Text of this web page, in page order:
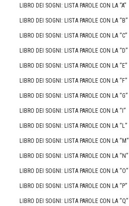
LIBRO DEI SOGNI: LISTA PAROLE CON LA “A”
LIBRO DEI SOGNI: LISTA PAROLE CON LA “B”
LIBRO DEI SOGNI: LISTA PAROLE CON LA “C”
LIBRO DEI SOGNI: LISTA PAROLE CON LA “D”
LIBRO DEI SOGNI: LISTA PAROLE CON LA “E”
LIBRO DEI SOGNI: LISTA PAROLE CON LA “F”
LIBRO DEI SOGNI: LISTA PAROLE CON LA “G”
LIBRO DEI SOGNI: LISTA PAROLE CON LA “I”
LIBRO DEI SOGNI: LISTA PAROLE CON LA “L”
LIBRO DEI SOGNI: LISTA PAROLE CON LA “M”
LIBRO DEI SOGNI: LISTA PAROLE CON LA “N”
LIBRO DEI SOGNI: LISTA PAROLE CON LA “O”
LIBRO DEI SOGNI: LISTA PAROLE CON LA “P”
LIBRO DEI SOGNI: LISTA PAROLE CON LA “Q”